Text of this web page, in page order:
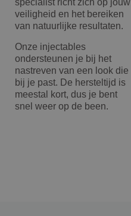
specialist richt zich op jouw
veiligheid en het bereiken
van natuurlijke resultaten.
Onze injectables
ondersteunen je bij het
nastreven van een look die
bij je past. De hersteltijd is
meestal kort, dus je bent
snel weer op de been.